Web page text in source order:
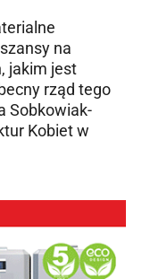
na
jakim jest
rząd tego
Sobkowiak-
Kobiet w